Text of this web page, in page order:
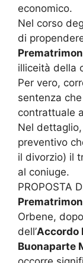
economico.
Nel corso
di
illiceità della
Per vero,
sentenza
contrattuale
Nel
preventivo
il divorzio) il
al coniuge.
PROPOSTA
Orbene,
dell’Accordo
Buonaparte